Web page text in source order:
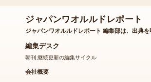
ジャパンワオルルドレポート
ジャパンワオルルドレポート 編集部は、出典
編集デスク
朝刊 継続更新の編集サイクル